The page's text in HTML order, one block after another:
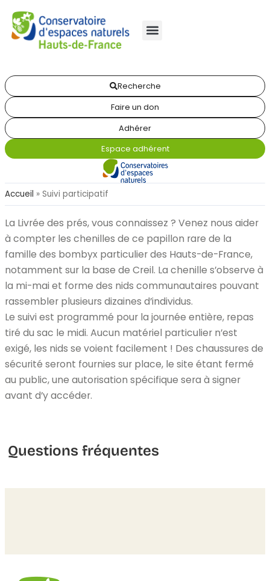
Recherche
Faire un don
Adhérer
Espace adhérent
Accueil » Suivi participatif
La Livrée des prés, vous connaissez ? Venez nous aider
à compter les chenilles de ce papillon rare de la
famille des bombyx particulier des Hauts-de-France,
notamment sur la base de Creil. La chenille s’observe à
la mi-mai et forme des nids communautaires pouvant
rassembler plusieurs dizaines d’individus.
Le suivi est programmé pour la journée entière, repas
tiré du sac le midi. Aucun matériel particulier n’est
exigé, les nids se voient facilement ! Des chaussures de
sécurité seront fournies sur place, le site étant fermé
au public, une autorisation spécifique sera à signer
avant d’y accéder.
Questions fréquentes